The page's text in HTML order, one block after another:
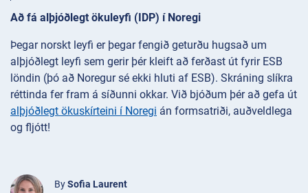
Að fá alþjóðlegt ökuleyfi (IDP) í Noregi
Þegar norskt leyfi er þegar fengið geturðu hugsað um
alþjóðlegt leyfi sem gerir þér kleift að ferðast út fyrir ESB
löndin (þó að Noregur sé ekki hluti af ESB). Skráning slíkra
réttinda fer fram á síðunni okkar. Við bjóðum þér að gefa út
alþjóðlegt ökuskírteini í Noregi án formsatriði, auðveldlega
og fljótt!
BySofia Laurent